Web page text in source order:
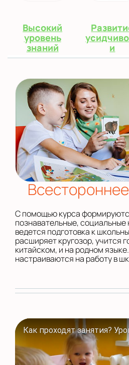
Высокий
уровень
знаний
и
С помощью курса
познавательные, социальные
ведется подготовка к
расширяет кругозор, учится
китайском, и на родном
настраиваются на работу в